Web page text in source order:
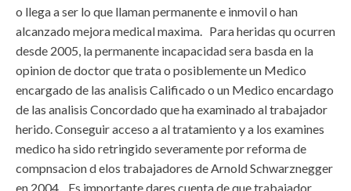
o llega a ser lo que llaman permanente e inmovil o han
alcanzado mejora medical maxima. Para heridas qu ocurren
desde 2005, la permanente incapacidad sera basda en la
opinion de doctor que trata o posiblemente un Medico
encargado de las analisis Calificado o un Medico encardago
de las analisis Concordado que ha examinado al trabajador
herido. Conseguir acceso a al tratamiento y a los examines
medico ha sido retringido severamente por reforma de
compnsacion d elos trabajadores de Arnold Schwarznegger
en 2004. Es importante dares cuenta de que trabajador